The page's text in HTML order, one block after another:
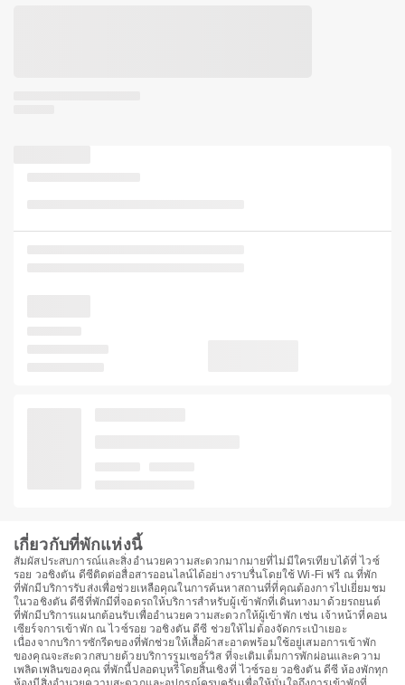
เกี่ยวกับที่พักแห่งนี้
สัมผัสประสบการณ์และสิ่งอำนวยความสะดวกมากมายที่ไม่มีใครเทียบได้ที่ ไวซ์
รอย วอชิงตัน ดีซีติดต่อสื่อสารออนไลน์ได้อย่างราบรื่นโดยใช้ Wi-Fi ฟรี ณ ที่พัก
ที่พักมีบริการรับส่งเพื่อช่วยเหลือคุณในการค้นหาสถานที่ที่คุณต้องการไปเยี่ยมชม
ในวอชิงตัน ดีซีที่พักมีที่จอดรถให้บริการสำหรับผู้เข้าพักที่เดินทางมาด้วยรถยนต์
ที่พักมีบริการแผนกต้อนรับเพื่ออำนวยความสะดวกให้ผู้เข้าพัก เช่น เจ้าหน้าที่คอน
เซียร์จการเข้าพัก ณ ไวซ์รอย วอชิงตัน ดีซี ช่วยให้ไม่ต้องจัดกระเป๋าเยอะ
เนื่องจากบริการซักรีดของที่พักช่วยให้เสื้อผ้าสะอาดพร้อมใช้อยู่เสมอการเข้าพัก
ของคุณจะสะดวกสบายด้วยบริการรูมเซอร์วิส ที่จะเติมเต็มการพักผ่อนและความ
เพลิดเพลินของคุณ ที่พักนี้ปลอดบุหรี่โดยสิ้นเชิงที่ ไวซ์รอย วอชิงตัน ดีซี ห้องพักทุก